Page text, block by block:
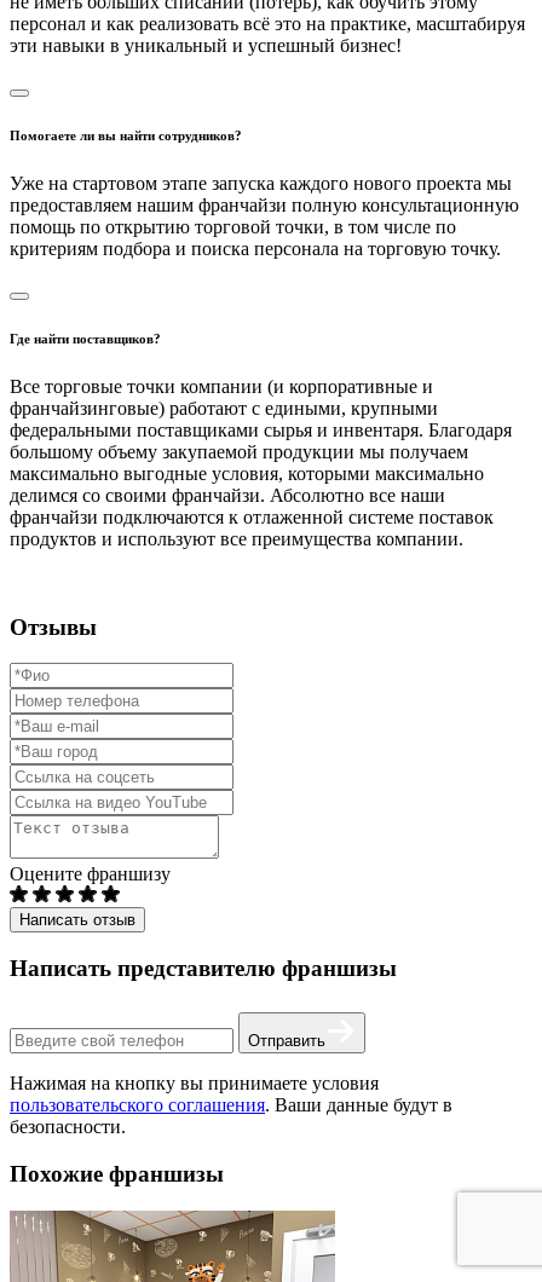
персонал и как реализовать всё это на практике, масштабируя
эти навыки в уникальный и успешный бизнес!
Помогаете ли вы найти сотрудников?
Уже на стартовом этапе запуска каждого нового проекта мы
предоставляем нашим франчайзи полную консультационную
помощь по открытию торговой точки, в том числе по
критериям подбора и поиска персонала на торговую точку.
Где найти поставщиков?
Все торговые точки компании (и корпоративные и
франчайзинговые) работают с едиными, крупными
федеральными поставщиками сырья и инвентаря. Благодаря
большому объему закупаемой продукции мы получаем
максимально выгодные условия, которыми максимально
делимся со своими франчайзи. Абсолютно все наши
франчайзи подключаются к отлаженной системе поставок
продуктов и используют все преимущества компании.
Отзывы
Оцените франшизу
Написать отзыв
Написать представителю франшизы
Отправить
Нажимая на кнопку вы принимаете условия
пользовательского соглашения. Ваши данные будут в
безопасности.
Похожие франшизы